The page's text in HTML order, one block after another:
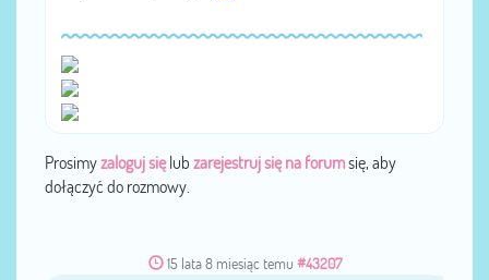
Prosimyzaloguj sięlub zarejestruj się na forumsię, aby
dołączyć do rozmowy.
15 lata 8 miesiąc temu #43207